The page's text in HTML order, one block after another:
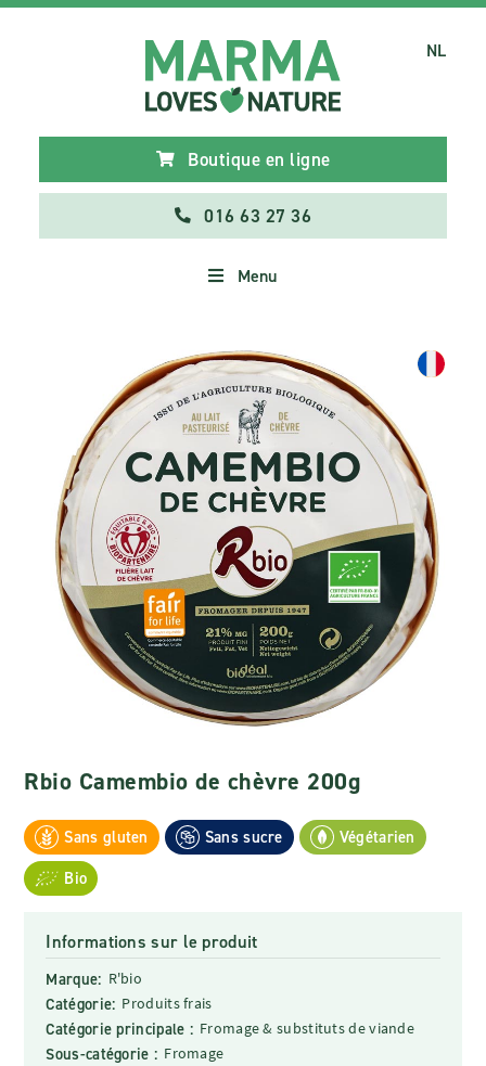
Boutique en ligne
016 63 27 36
Menu
NL
Rbio Camembio de chèvre 200g
Sans gluten Sans sucre
Végétarien
Bio
Informations sur le produit
Marque: R'bio
Catégorie: Produits frais
Catégorie principale : Fromage & substituts de viande
Sous-catégorie : Fromage